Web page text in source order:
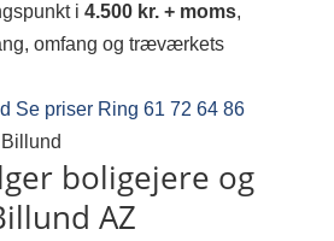
i 4.500 kr. + moms,
omfang og træværkets
Se priser Ring 61 72 64 86
boligejere og
AZ